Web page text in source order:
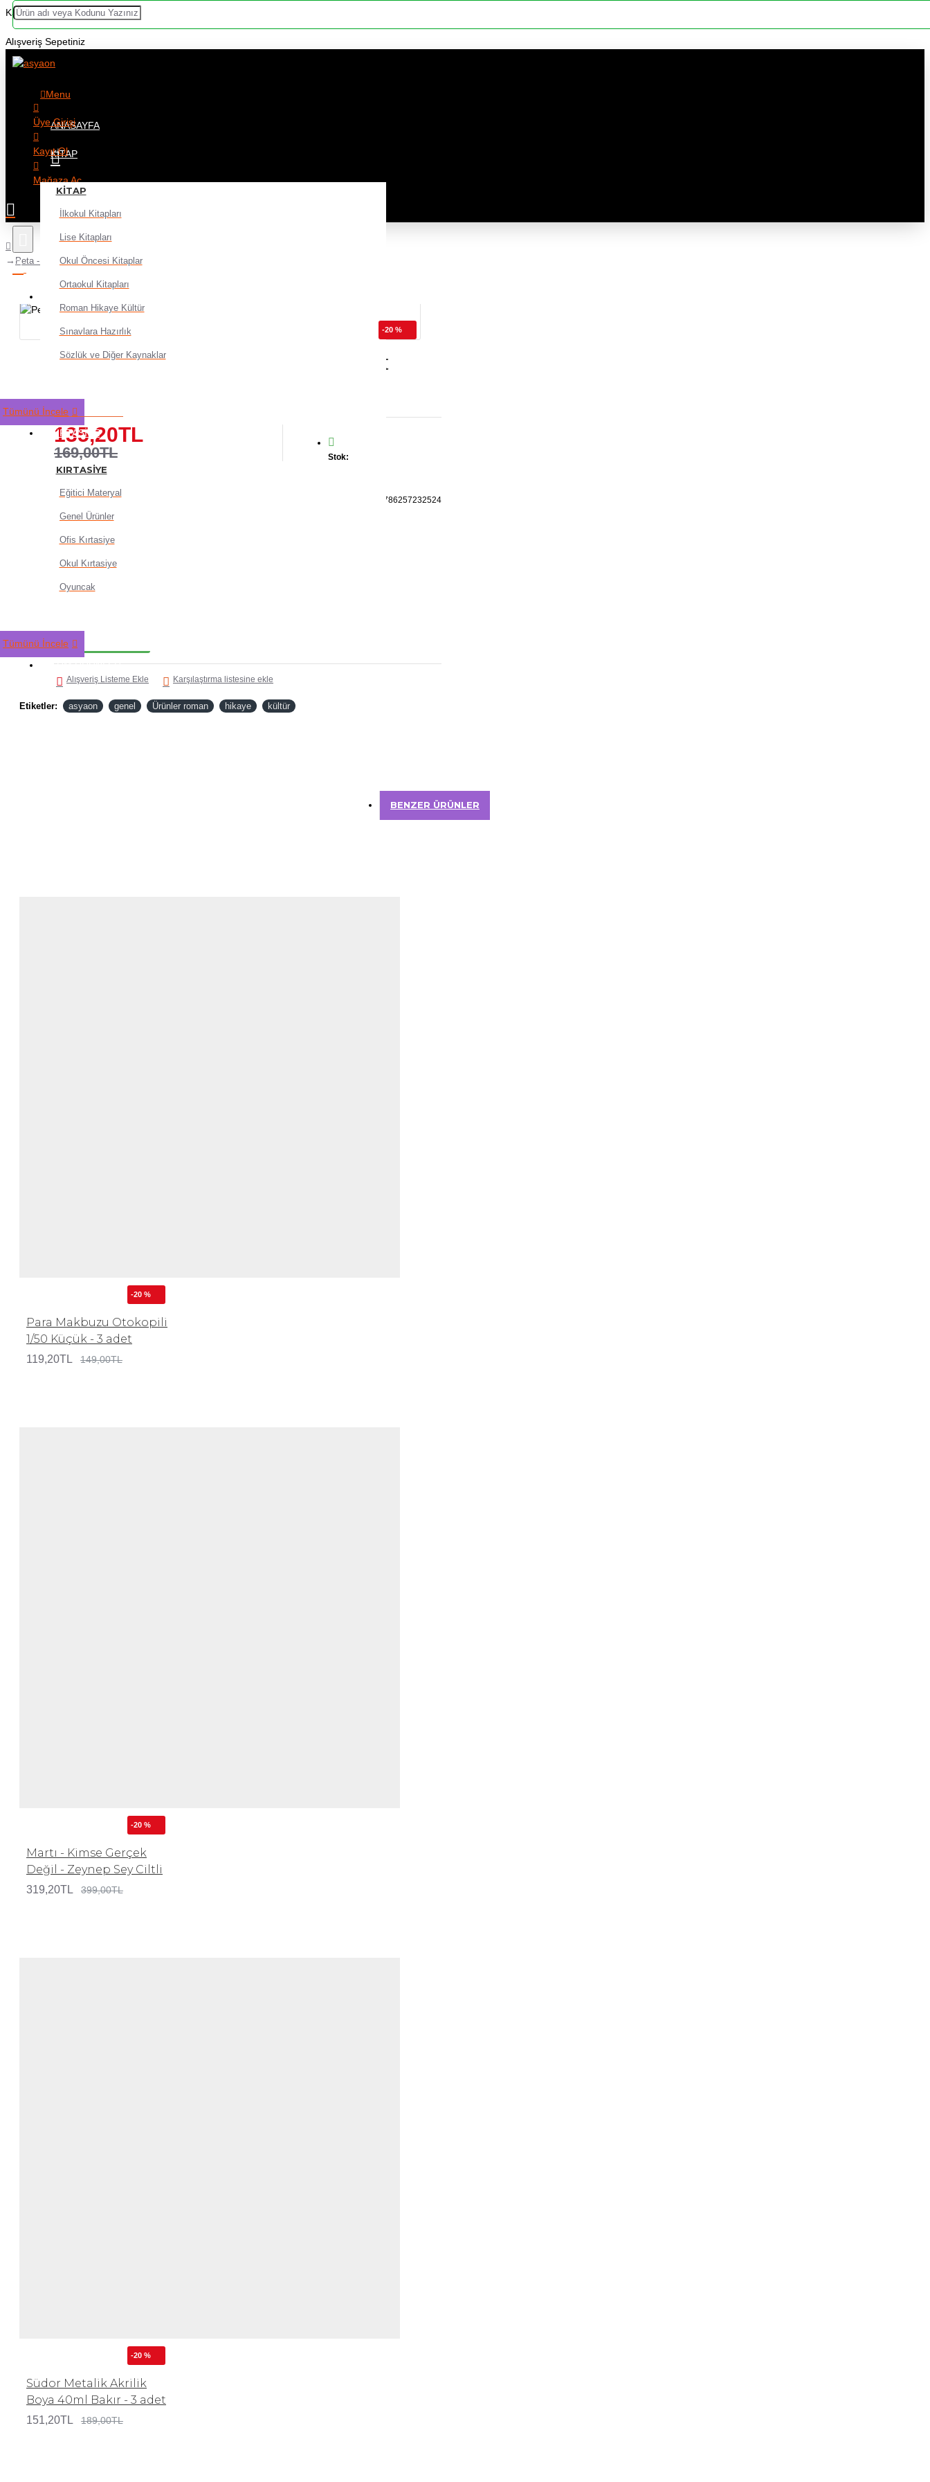
Kategoriler
Alışveriş Sepetiniz
Menu
ANASAYFA
KITAP
KITAP
İlkokul Kitapları
Lise Kitapları
Okul Öncesi Kitaplar
Ortaokul Kitapları
Roman Hikaye Kültür
Sınavlara Hazırlık
Sözlük ve Diğer Kaynaklar
Tümünü İncele
KIRTASIYE
KIRTASIYE
Eğitici Materyal
Genel Ürünler
Ofis Kırtasiye
Okul Kırtasiye
Oyuncak
Tümünü İncele
TÜM ÜRÜNLER
Üye Girişi
Kayıt Ol
Mağaza Aç
Peta - Dr.Jekyll Ve Bay Hyde Robert Louis Stevenson
-20 %
Peta - Dr.Jekyll Ve Bay Hyde Robert
Louis Stevenson
135,20TL
169,00TL
Stok:
9786257232524
SEPETE EKLE
Alışveriş Listeme Ekle Karşılaştırma listesine ekle
Etiketler: asyaon genel Ürünler roman hikaye kültür
BENZER ÜRÜNLER
-20 %
Para Makbuzu Otokopili
1/50 Küçük - 3 adet
119,20TL 149,00TL
-20 %
Martı - Kimse Gerçek
Değil - Zeynep Sey Ciltli
319,20TL 399,00TL
-20 %
Südor Metalik Akrilik
Boya 40ml Bakır - 3 adet
151,20TL 189,00TL